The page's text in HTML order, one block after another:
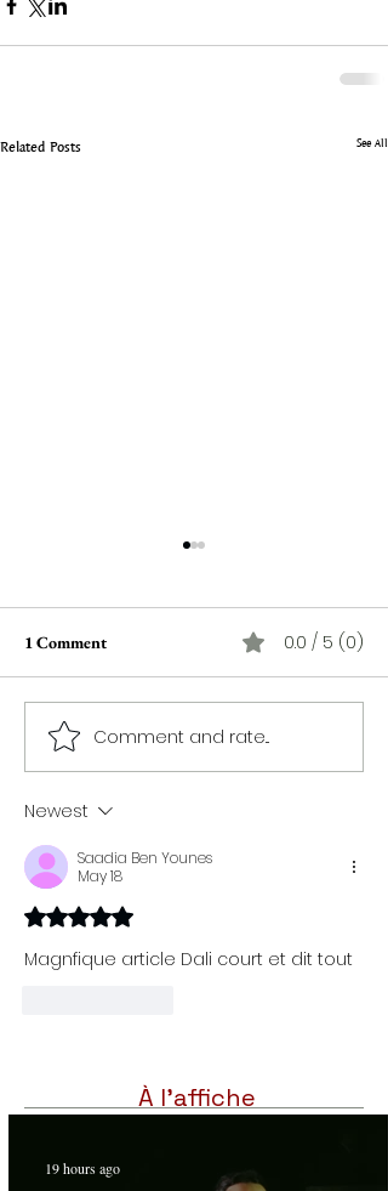
Related Posts See All
Opéra 'Didon et Énée' :
tragédie poétique et
décadence de Carthage
1 Comment 0.0 / 5 (0)
Comment and rate...
Newest
Saadia Ben Younes
May 18
Rated 5 out of 5 stars.
Magnfique article Dali court et dit tout
À l'affiche
19 hours ago